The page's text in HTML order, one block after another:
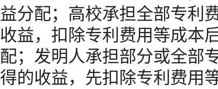
益分配；高校承担全部专利
收益，扣除专利费用等成本
配；发明人承担部分或全部
得的收益，先扣除专利费用